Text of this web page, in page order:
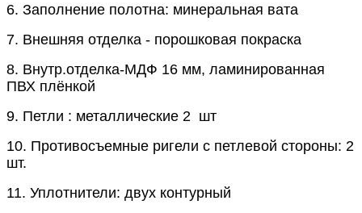
6. Заполнение полотна: минеральная вата
7. Внешняя отделка - порошковая покраска
8. Внутр.отделка-МДФ 16 мм, ламинированная
ПВХ плёнкой
9. Петли : металлические 2 шт
10. Противосъемные ригели с петлевой стороны: 2
шт.
11. Уплотнители: двух контурный